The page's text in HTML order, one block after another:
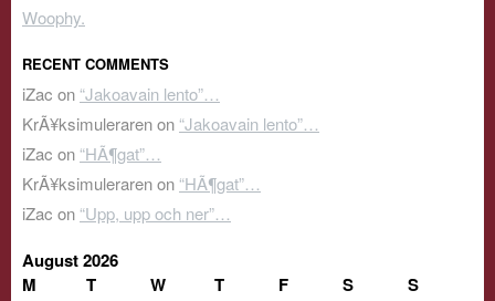
Woophy.
RECENT COMMENTS
iZac on “Jakoavain lento”…
KrÃ¥ksimulerarenon “Jakoavain lento”…
iZac on “HÃ¶gat”…
KrÃ¥ksimulerarenon “HÃ¶gat”…
iZac on “Upp, upp och ner”…
August 2026
M
T W T F S S